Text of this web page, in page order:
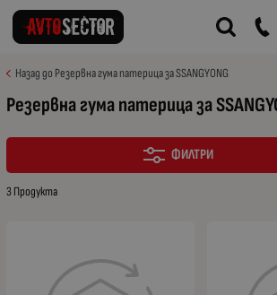
Назад до Резервна гума патерица за SSANGYONG
Резервна гума патерица за
ФИЛТРИ
3 Продукта